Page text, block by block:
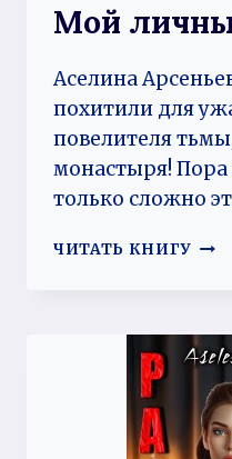
Мой
Аселина
похитили для
повелителя
монастыря! Пора
только сложно
ЧИТАТЬ КНИГУ МОЙ